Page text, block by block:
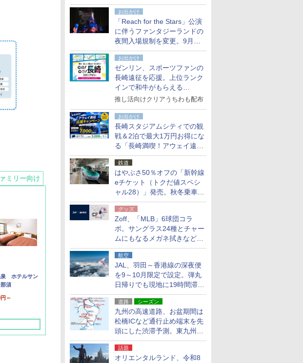
でアサートン高原の日本語ガ
イド付きツアーに参加してみ
た
お出かけ
「Reach for the Stars」公演
に伴うファンタジーランドの
夜間入場規制を変更。9月か
ら18時50分～20時ごろに
お出かけ
ゼンリン、スポーツファンの
長崎遠征を応援。上位ランク
インで和牛がもらえる
「GO！GO！長崎スタンプラ
推し活向けクリアうちわも配布
お出かけ
長崎スタジアムシティでの観
戦＆2泊で最大1万円お得にな
る「長崎満喫！アウェイ遠征
応援キャンペーン」
鉄道
はやぶさ50％オフの「新幹線
eチケット（トクだ値スペシ
ャル28）」発売。秋冬乗車
分、えきねっと限定
グッズ
Zoff、「MLB」6球団コラ
ボ。サングラス24種とチャー
ムにもなるメガネ拭きなど雑
貨24種
航空
JAL、羽田～香港線の深夜便
を9～10月限定で設定。弾丸
日帰りでも現地に19時間滞在
できる
道路 シーズン
九州の高速道路、お盆期間は
松橋ICなど通行止め端末を先
頭にした渋滞予測。東九州道
への迂回は料金調整を実施
話題
オリエンタルランド、令和8
泉 ホテルサン
須
～
ミリー向け